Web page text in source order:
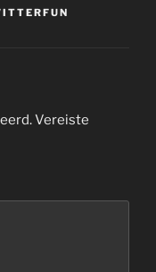
Vereiste